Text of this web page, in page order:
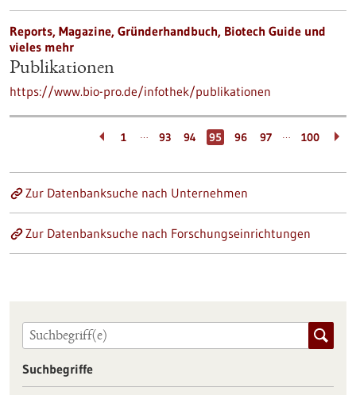
Reports, Magazine, Gründerhandbuch, Biotech Guide und
vieles mehr
Publikationen
https://www.bio-pro.de/infothek/publikationen
1 … 93 94 95 96 97 … 100
Zur Datenbanksuche nach Unternehmen
Zur Datenbanksuche nach Forschungseinrichtungen
Suchbegriffe